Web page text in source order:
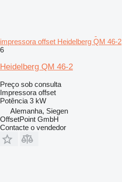
impressora offset Heidelberg QM 46-2
6
Heidelberg QM 46-2
Preço sob consulta
Impressora offset
Potência 3 kW
Alemanha, Siegen
OffsetPoint GmbH
Contacte o vendedor